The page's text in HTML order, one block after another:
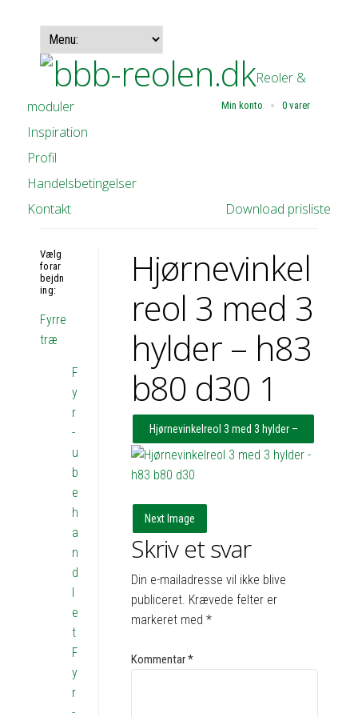
Min konto 0 varer
Reoler &
moduler
Inspiration
Profil
Handelsbetingelser
Download prisliste
Kontakt
Hjørnevinkel
reol 3 med 3
hylder – h83
b80 d30 1
Hjørnevinkelreol 3 med 3 hylder –
h83 b51x49 d30
Next Image
Skriv et svar
Din e-mailadresse vil ikke blive
publiceret. Krævede felter er
markeret med*
Kommentar*
Vælg
forar
bejdn
ing:
Fyrre
træ
F
y
r
-
u
b
e
h
a
n
d
l
e
t
F
y
r
-